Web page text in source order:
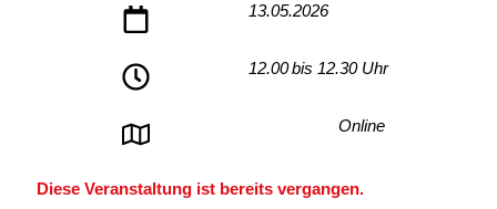
13.05.2026
12.00bis 12.30 Uhr
Online
Diese Veranstaltung ist bereits vergangen.